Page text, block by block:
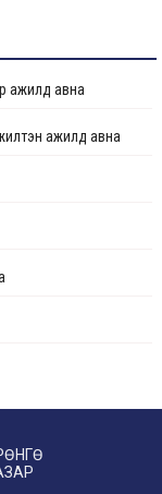
дүүрэг,
ажил
дүүрэг, 26
оффисын өрөө болон
арга хэмжээ-2
ажилд авна
ажилд авна